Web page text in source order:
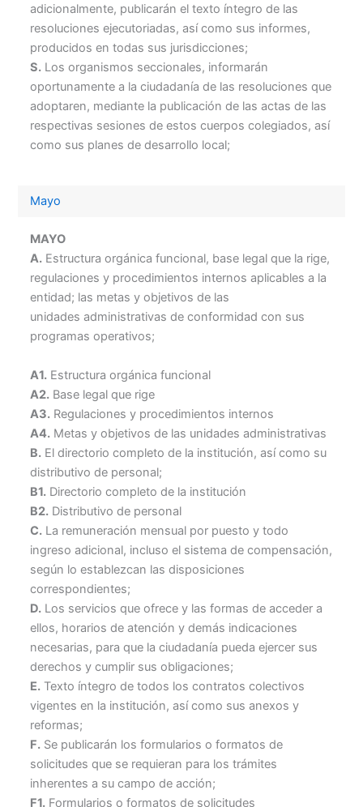
adicionalmente, publicarán el texto íntegro de las
resoluciones ejecutoriadas, así como sus informes,
producidos en todas sus jurisdicciones;
S. Los organismos seccionales, informarán
oportunamente a la ciudadanía de las resoluciones que
adoptaren, mediante la publicación de las actas de las
respectivas sesiones de estos cuerpos colegiados, así
como sus planes de desarrollo local;
Mayo
MAYO
A. Estructura orgánica funcional, base legal que la rige,
regulaciones y procedimientos internos aplicables a la
entidad; las metas y objetivos de las
unidades administrativas de conformidad con sus
programas operativos;
A1. Estructura orgánica funcional
A2. Base legal que rige
A3. Regulaciones y procedimientos internos
A4. Metas y objetivos de las unidades administrativas
B. El directorio completo de la institución, así como su
distributivo de personal;
B1. Directorio completo de la institución
B2. Distributivo de personal
C. La remuneración mensual por puesto y todo
ingreso adicional, incluso el sistema de compensación,
según lo establezcan las disposiciones
correspondientes;
D. Los servicios que ofrece y las formas de acceder a
ellos, horarios de atención y demás indicaciones
necesarias, para que la ciudadanía pueda ejercer sus
derechos y cumplir sus obligaciones;
E. Texto íntegro de todos los contratos colectivos
vigentes en la institución, así como sus anexos y
reformas;
F. Se publicarán los formularios o formatos de
solicitudes que se requieran para los trámites
inherentes a su campo de acción;
F1. Formularios o formatos de solicitudes